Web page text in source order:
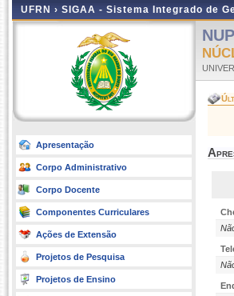
UFRN › SIGAA - Sistema Integrado de
Apresentação
Corpo Administrativo
Corpo Docente
Componentes Curriculares
Ações de Extensão
Projetos de Pesquisa
Projetos de Ensino